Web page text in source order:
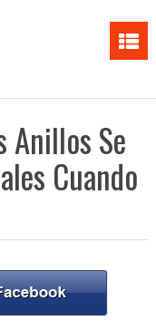
Anillos Se
Cuando